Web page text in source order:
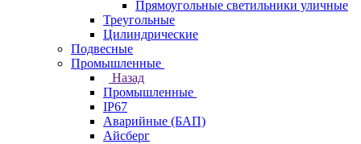
Прямоугольные светильники уличные
Треугольные
Цилиндрические
Подвесные
Промышленные
Назад
Промышленные
IP67
Аварийные (БАП)
Айсберг